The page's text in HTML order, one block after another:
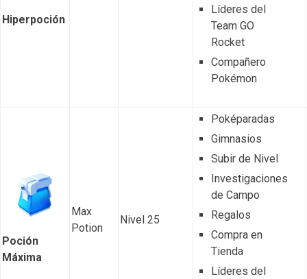
Hiperpoción
Líderes del
Team GO
Rocket
Compañero
Pokémon
Poción
Máxima
Max
Potion
Nivel 25
Poképaradas
Gimnasios
Subir de Nivel
Investigaciones
de Campo
Regalos
Compra en
Tienda
Líderes del